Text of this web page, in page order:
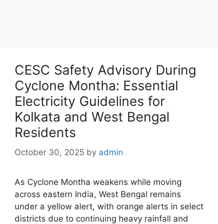
CESC Safety Advisory During
Cyclone Montha: Essential
Electricity Guidelines for
Kolkata and West Bengal
Residents
October 30, 2025 by admin
As Cyclone Montha weakens while moving
across eastern India, West Bengal remains
under a yellow alert, with orange alerts in select
districts due to continuing heavy rainfall and